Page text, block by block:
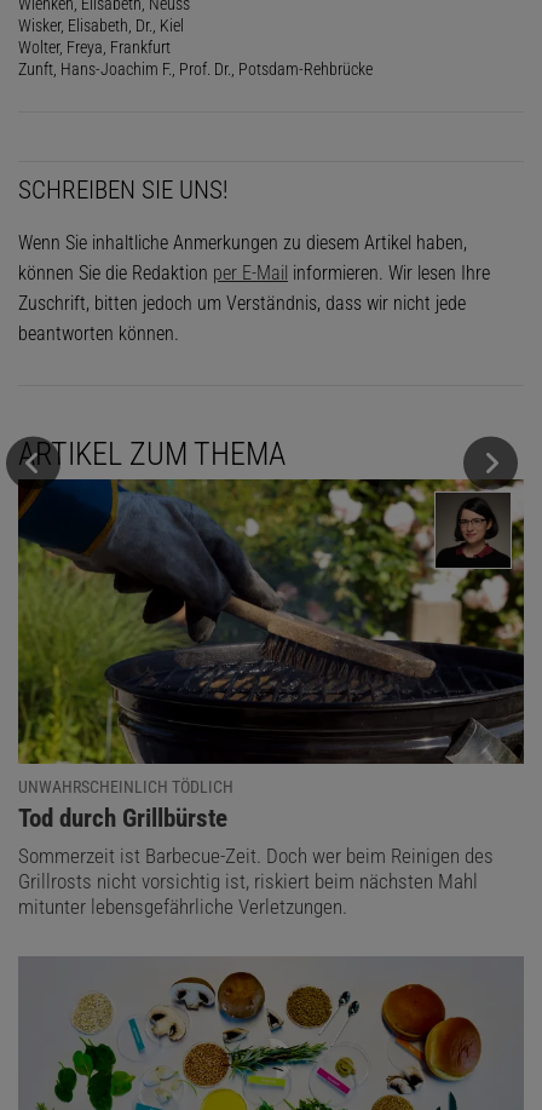
Wisker, Elisabeth, Dr., Kiel
Wolter, Freya, Frankfurt
Zunft, Hans-Joachim F., Prof. Dr., Potsdam-Rehbrücke
SCHREIBEN SIE UNS!
Wenn Sie inhaltliche Anmerkungen zu diesem Artikel haben,
können Sie die Redaktion per E-Mail informieren. Wir lesen Ihre
Zuschrift, bitten jedoch um Verständnis, dass wir nicht jede
beantworten können.
ARTIKEL ZUM THEMA
UNWAHRSCHEINLICH TÖDLICH
:
Tod durch Grillbürste
Sommerzeit ist Barbecue-Zeit. Doch wer beim Reinigen des
Grillrosts nicht vorsichtig ist, riskiert beim nächsten Mahl
mitunter lebensgefährliche Verletzungen.